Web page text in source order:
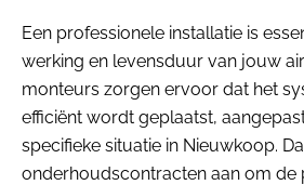
Een professionele installatie is
werking en levensduur van jouw
monteurs zorgen ervoor dat het
efficiënt wordt geplaatst,
specifieke situatie in Nieuwkoop.
onderhoudscontracten aan om de